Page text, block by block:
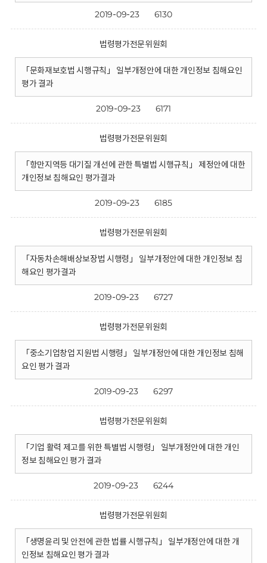
2019-09-23 6130
법령평가전문위원회
「문화재보호법 시행규칙」 일부개정안에 대한 개인정보 침해요인
평가 결과
2019-09-23 6171
법령평가전문위원회
「항만지역등 대기질 개선에 관한 특별법 시행규칙」 제정안에 대한
개인정보 침해요인 평가결과
2019-09-23 6185
법령평가전문위원회
「자동차손해배상보장법 시행령」 일부개정안에 대한 개인정보 침
해요인 평가결과
2019-09-23 6727
법령평가전문위원회
「중소기업창업 지원법 시행령」 일부개정안에 대한 개인정보 침해
요인 평가 결과
2019-09-23 6297
법령평가전문위원회
「기업 활력 제고를 위한 특별법 시행령」 일부개정안에 대한 개인
정보 침해요인 평가 결과
2019-09-23 6244
법령평가전문위원회
「생명윤리 및 안전에 관한 법률 시행규칙」 일부개정안에 대한 개
인정보 침해요인 평가 결과